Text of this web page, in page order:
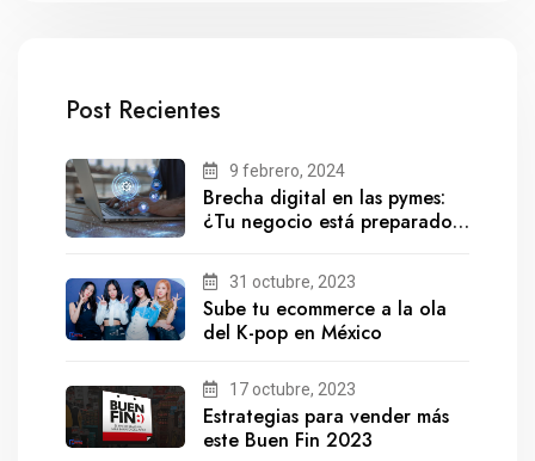
Post Recientes
9 febrero, 2024
Brecha digital en las pymes:
¿Tu negocio está preparado
31 octubre, 2023
Sube tu ecommerce a la ola
del K-pop en México
17 octubre, 2023
Estrategias para vender más
este Buen Fin 2023